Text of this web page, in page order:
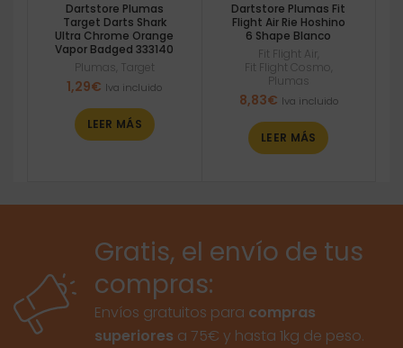
Dartstore Plumas
Target Darts Shark
Ultra Chrome Orange
Vapor Badged 333140
Plumas Target
1,29€ Iva incluido
LEER MÁS
Dartstore Plumas Fit
Flight Air Rie Hoshino
6 Shape Blanco
Fit Flight Air
Fit Flight Cosmo
Plumas
8,83€ Iva incluido
LEER MÁS
Gratis, el envío de tus
compras:
Envíos gratuitos para compras
superiores a 75€ y hasta 1kg de peso.